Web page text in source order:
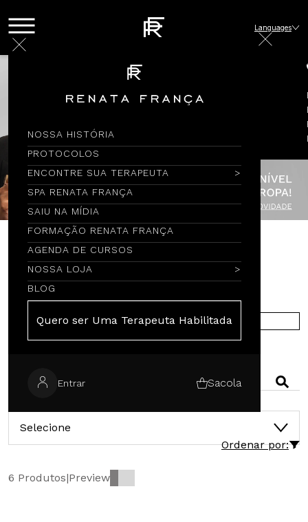
NOSSA HISTÓRIA
PROTOCOLOS
ENCONTRE SUA TERAPEUTA
SPA RENATA FRANÇA
SAIU NA MÍDIA
FORMAÇÃO RENATA FRANÇA
AGENDA DE CURSOS
NOSSA LOJA
BLOG
Quero ser Uma Terapeuta Habilitada
Entrar Sacola
Languages
Encontre por Nome
COMPRE NA EUROPA
Selecione
Ordenar por:
6 Produtos|Preview